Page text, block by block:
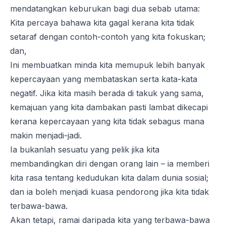
mendatangkan keburukan bagi dua sebab utama:
Kita percaya bahawa kita gagal kerana kita tidak
setaraf dengan contoh-contoh yang kita fokuskan;
dan,
Ini membuatkan minda kita memupuk lebih banyak
kepercayaan yang membataskan serta kata-kata
negatif. Jika kita masih berada di takuk yang sama,
kemajuan yang kita dambakan pasti lambat dikecapi
kerana kepercayaan yang kita tidak sebagus mana
makin menjadi-jadi.
Ia bukanlah sesuatu yang pelik jika kita
membandingkan diri dengan orang lain – ia memberi
kita rasa tentang kedudukan kita dalam dunia sosial;
dan ia boleh menjadi kuasa pendorong jika kita tidak
terbawa-bawa.
Akan tetapi, ramai daripada kita yang terbawa-bawa